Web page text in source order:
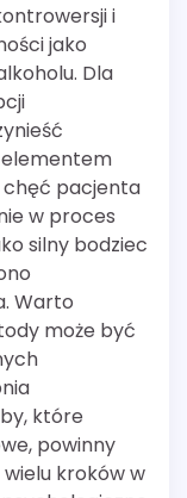
i
jako
Dla
chęć pacjenta
w proces
silny bodziec
Warto
może być
które
powinny
kroków w